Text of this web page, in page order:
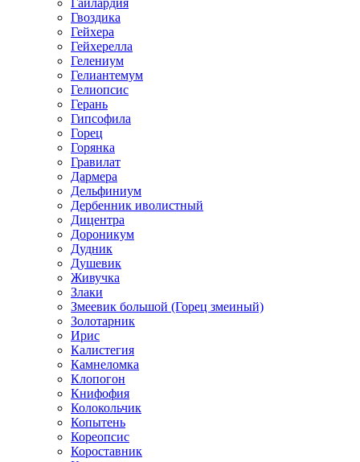
Гайлардия
Гвоздика
Гейхера
Гейхерелла
Гелениум
Гелиантемум
Гелиопсис
Герань
Гипсофила
Горец
Горянка
Гравилат
Дармера
Дельфиниум
Дербенник иволистный
Дицентра
Дороникум
Дудник
Душевик
Живучка
Злаки
Змеевик большой (Горец змеиный)
Золотарник
Ирис
Калистегия
Камнеломка
Клопогон
Книфофия
Колокольчик
Копытень
Кореопсис
Короставник